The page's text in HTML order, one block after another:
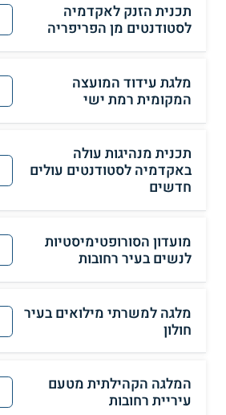
תכנית הזנק לאקדמיה
לסטודנטים מן הפריפריה
מלגת עידוד המועצה
המקומית רמת ישי
תכנית מנהיגות עולה
באקדמיה לסטודנטים עולים
חדשים
מועדון הסורופטימיסטיות
לנשים בעיר רחובות
מלגה למשרתי מילואים בעיר
חולון
המלגה הקהילתית מטעם
עיריית רחובות